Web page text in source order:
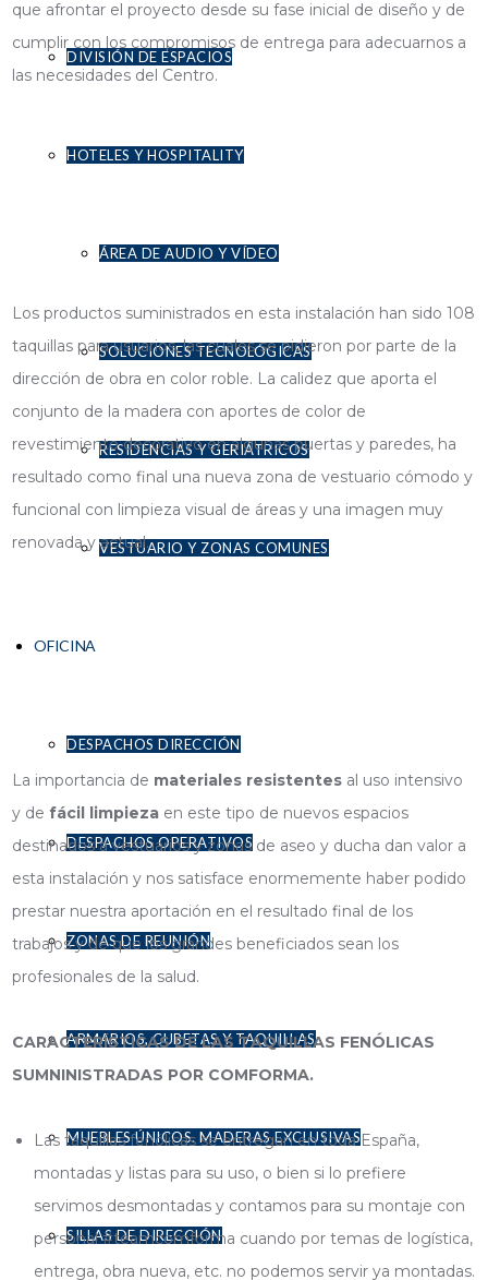
DIVISIÓN DE ESPACIOS
HOTELES Y HOSPITALITY
ÁREA DE AUDIO Y VÍDEO
SOLUCIONES TECNOLÓGICAS
RESIDENCIAS Y GERIÁTRICOS
VESTUARIO Y ZONAS COMUNES
OFICINA
DESPACHOS DIRECCIÓN
DESPACHOS OPERATIVOS
ZONAS DE REUNIÓN
ARMARIOS, CUBETAS Y TAQUILLAS
MUEBLES ÚNICOS. MADERAS EXCLUSIVAS
SILLAS DE DIRECCIÓN
que afrontar el proyecto desde su fase inicial de diseño y de
cumplir con los compromisos de entrega para adecuarnos a
las necesidades del Centro.
Los productos suministrados en esta instalación han sido 108
taquillas para usuarios, las cuales se pidieron por parte de la
dirección de obra en color roble. La calidez que aporta el
conjunto de la madera con aportes de color de
revestimiento decorativo en algunas puertas y paredes, ha
resultado como final una nueva zona de vestuario cómodo y
funcional con limpieza visual de áreas y una imagen muy
renovada y actual.
La importancia de materiales resistentes al uso intensivo
y defácil limpieza en este tipo de nuevos espacios
destinados a vestuarios y zonas de aseo y ducha dan valor a
esta instalación y nos satisface enormemente haber podido
prestar nuestra aportación en el resultado final de los
trabajos y de que los grandes beneficiados sean los
profesionales de la salud.
CARACTERÍSTICAS DE LAS TAQUILLAS FENÓLICAS
SUMNINISTRADAS POR COMFORMA.
Las taquillas fenólicas se entregan en toda España,
montadas y listas para su uso, o bien si lo prefiere
servimos desmontadas y contamos para su montaje con
personal #teamcomforma cuando por temas de logística,
entrega, obra nueva, etc. no podemos servir ya montadas.